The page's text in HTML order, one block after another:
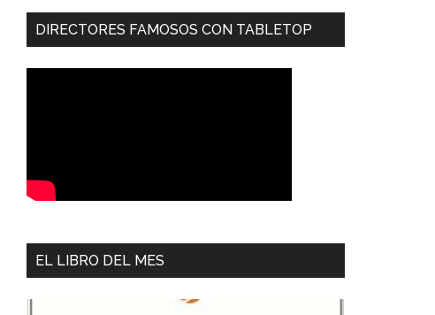
DIRECTORES FAMOSOS CON TABLETOP
EL LIBRO DEL MES